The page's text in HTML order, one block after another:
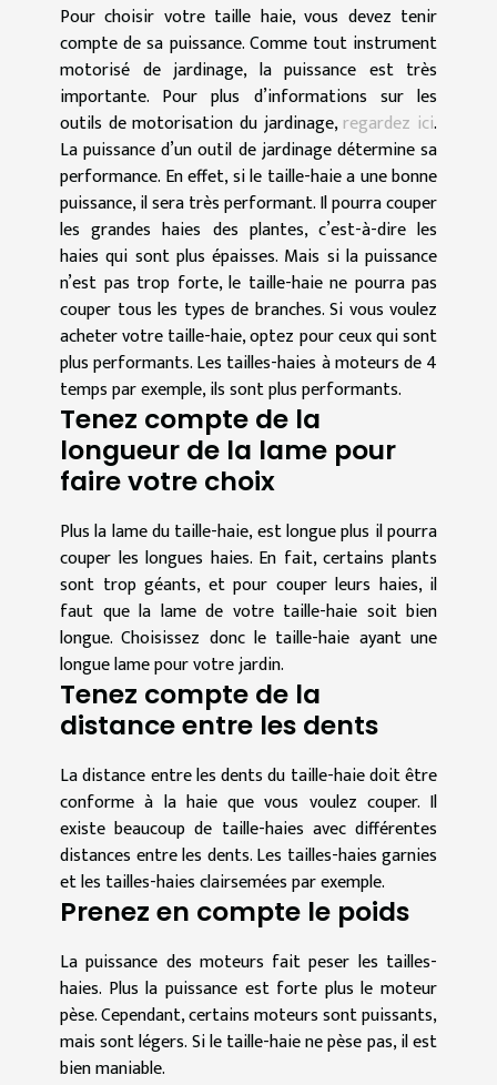
Pour choisir votre taille haie, vous devez tenir
compte de sa puissance. Comme tout instrument
motorisé de jardinage, la puissance est très
importante. Pour plus d’informations sur les
outils de motorisation du jardinage,regardez ici.
La puissance d’un outil de jardinage détermine sa
performance. En effet, si le taille-haie a une bonne
puissance, il sera très performant. Il pourra couper
les grandes haies des plantes, c’est-à-dire les
haies qui sont plus épaisses. Mais si la puissance
n’est pas trop forte, le taille-haie ne pourra pas
couper tous les types de branches. Si vous voulez
acheter votre taille-haie, optez pour ceux qui sont
plus performants. Les tailles-haies à moteurs de 4
temps par exemple, ils sont plus performants.
Tenez compte de la
longueur de la lame pour
faire votre choix
Plus la lame du taille-haie, est longue plus il pourra
couper les longues haies. En fait, certains plants
sont trop géants, et pour couper leurs haies, il
faut que la lame de votre taille-haie soit bien
longue. Choisissez donc le taille-haie ayant une
longue lame pour votre jardin.
Tenez compte de la
distance entre les dents
La distance entre les dents du taille-haie doit être
conforme à la haie que vous voulez couper. Il
existe beaucoup de taille-haies avec différentes
distances entre les dents. Les tailles-haies garnies
et les tailles-haies clairsemées par exemple.
Prenez en compte le poids
La puissance des moteurs fait peser les tailles-
haies. Plus la puissance est forte plus le moteur
pèse. Cependant, certains moteurs sont puissants,
mais sont légers. Si le taille-haie ne pèse pas, il est
bien maniable.